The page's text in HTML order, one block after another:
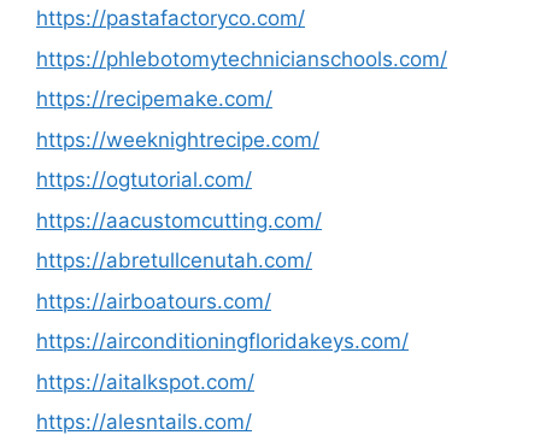
https://pastafactoryco.com/
https://phlebotomytechnicianschools.com/
https://recipemake.com/
https://weeknightrecipe.com/
https://ogtutorial.com/
https://aacustomcutting.com/
https://abretullcenutah.com/
https://airboatours.com/
https://airconditioningfloridakeys.com/
https://aitalkspot.com/
https://alesntails.com/